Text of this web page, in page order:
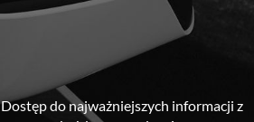
Dostęp do najważniejszych informacji z